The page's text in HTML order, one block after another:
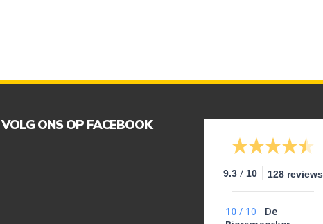
VOLG ONS OP FACEBOOK
9.3 / 10 128 reviews
10 / 10
De